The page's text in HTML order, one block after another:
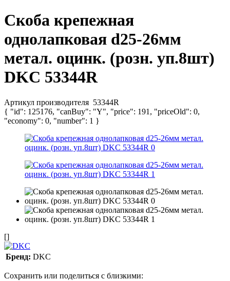
Скоба крепежная
однолапковая d25-26мм
метал. оцинк. (розн. уп.8шт)
DKC 53344R
Артикул производителя 53344R
{ "id": 125176, "canBuy": "Y", "price": 191, "priceOld": 0,
"economy": 0, "number": 1 }
[]
Бренд: DKC
Сохранить или поделиться с близкими: